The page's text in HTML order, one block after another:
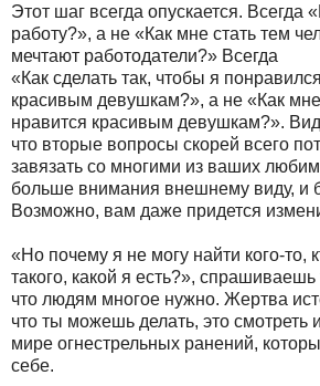
Этот шаг всегда опускается. Всегда
работу?», а не «Как мне стать тем
мечтают работодатели?» Всегда
«Как сделать так, чтобы я понравился
красивым девушкам?», а не «Как мне
нравится красивым девушкам?».
что вторые вопросы скорей всего
завязать со многими из ваших
больше внимания внешнему виду, и
Возможно, вам даже придется
«Но почему я не могу найти кого-то,
такого, какой я есть?»,
что людям многое нужно. Жертва
что ты можешь делать, это смотреть
мире огнестрельных ранений,
себе.